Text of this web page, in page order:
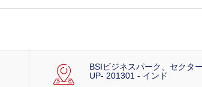
BSIビジネスパーク、セクタ
UP- 201301 - インド